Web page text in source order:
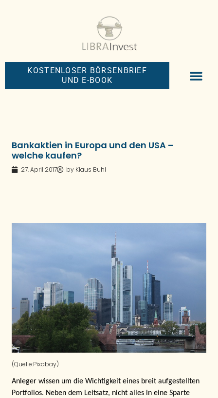
KOSTENLOSER BÖRSENBRIEF
UND E-BOOK
Bankaktien in Europa und den USA –
welche kaufen?
27. April 2017 by Klaus Buhl
(Quelle:Pixabay)
Anleger wissen um die Wichtigkeit eines breit aufgestellten
Portfolios. Neben dem Leitsatz, nicht alles in eine Sparte